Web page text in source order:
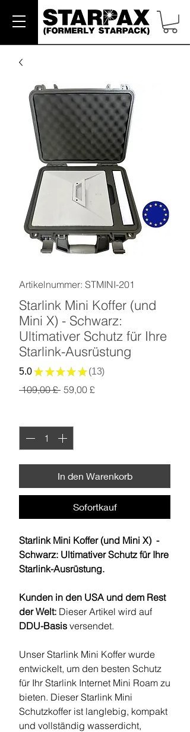
Artikelnummer: STMINI-201
Starlink Mini Koffer (und
Mini X) - Schwarz:
Ultimativer Schutz für Ihre
Starlink-Ausrüstung
5.0★ ★ ★ ★ ★ 13
13
109,00 £ Standardpreis
59,00 £
In den Warenkorb
Sofortkauf
Starlink Mini Koffer (und Mini X) -
Schwarz: Ultimativer Schutz für Ihre
Starlink-Ausrüstung.
Kunden in den USA und dem Rest
der Welt: Dieser Artikel wird auf
DDU-Basis versendet.
Unser Starlink Mini Koffer wurde
entwickelt, um den besten Schutz
für Ihr Starlink Internet Mini Roam zu
bieten. Dieser Starlink Mini
Schutzkoffer ist langlebig, kompakt
und vollständig wasserdicht,